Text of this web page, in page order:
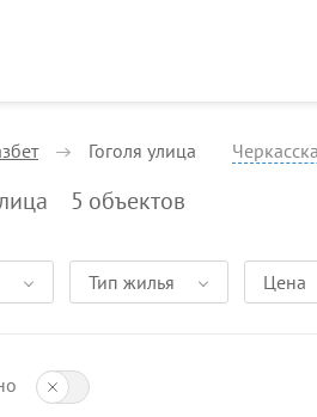
Гоголя улица
5 объектов
Тип жилья Цена